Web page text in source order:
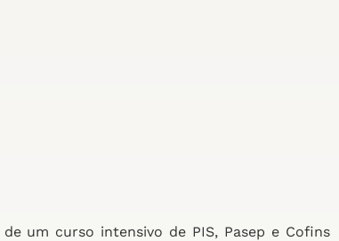
um curso intensivo de PIS, Pasep e